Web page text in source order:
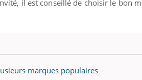
il est conseillé de choisir le bon
marques populaires